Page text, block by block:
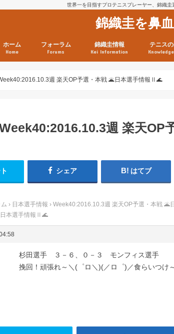
世界一を目指すプロテニスプレーヤー、錦織
錦織圭を鼻
ホーム
Home
フォーラム
Forums
錦織圭情報
Kei Information
日現在）
点）
テニス
週 楽天OP予選・本戦 🌋日本選手情報Ⅱ🌊
週 楽天OP
シェア はてブ
› 日本選手情報 › Week40:2016.10.3週 楽天OP予選・本戦 🌋
本選手情報Ⅱ🌊
杉田選手 ３－６、０－３ モンフィス選手
挽回！頑張れ～＼(゜ロ＼)(／ロ゜)／食らいつけ